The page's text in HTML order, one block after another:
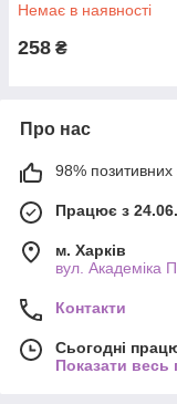
Немає в наявності
258 ₴
Про нас
98% позитивних
Працює з
м. Харків
вул. Академіка
Контакти
Сьогодні
Показати весь